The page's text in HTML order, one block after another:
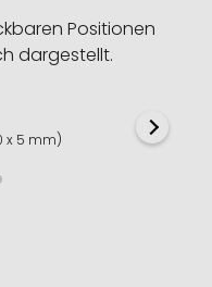
Positionen
dargestellt.
x 5 mm)